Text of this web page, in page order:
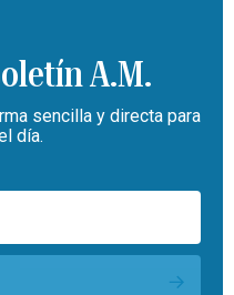
A.M.
sencilla y directa para
día.